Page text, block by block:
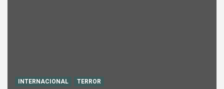
INTERNACIONAL TERROR